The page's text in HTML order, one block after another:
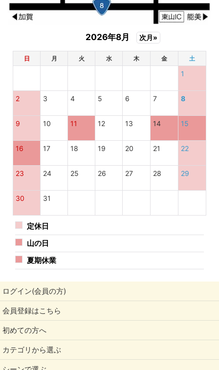
2026年8月 次月»
日 月 火 水 木 金 土
1
2 3 4 5 6 7 8
9 10 11 12 13 14 15
16 17 18 19 20 21 22
23 24 25 26 27 28 29
30 31
定休日
山の日
夏期休業
ログイン(会員の方)
会員登録はこちら
初めての方へ
カテゴリから選ぶ